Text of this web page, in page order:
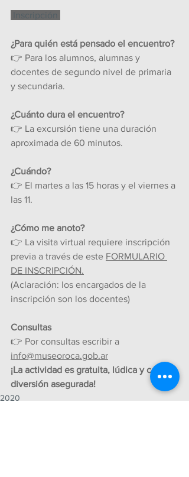
Inscripción
¿Para quién está pensado el encuentro?
👉 Para los alumnos, alumnas y
docentes de segundo nivel de primaria
y secundaria.
¿Cuánto dura el encuentro?
👉 La excursión tiene una duración
aproximada de 60 minutos.
¿Cuándo?
👉 El martes a las 15 horas y el viernes a
las 11.
¿Cómo me anoto?
👉 La visita virtual requiere inscripción
previa a través de este FORMULARIO
DE INSCRIPCIÓN.
(Aclaración: los encargados de la
inscripción son los docentes)
Consultas
👉 Por consultas escribir a
info@museoroca.gob.ar
¡La actividad es gratuita, lúdica y con
diversión asegurada!
2020